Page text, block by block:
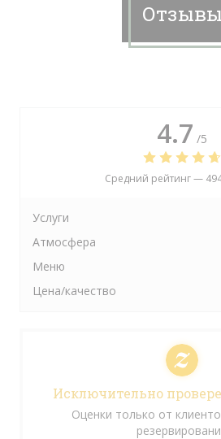
Отзывы
4.7 /5
Средний рейтинг —
Услуги
Атмосфера
Меню
Цена/качество
Исключительно
Оценки только от